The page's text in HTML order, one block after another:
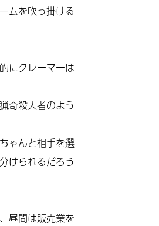
ムを吹っ掛ける
にクレーマーは
奇殺人者のよう
ゃんと相手を選
けられるだろう
昼間は販売業を